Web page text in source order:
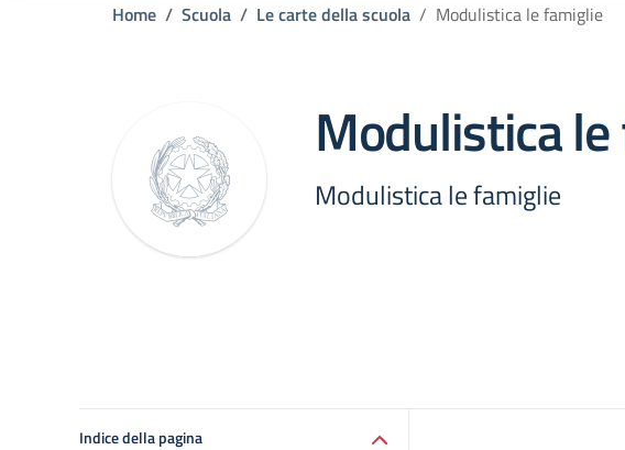
Home Scuola Le carte della scuola Modulistica le famiglie
Modulistica
Modulistica le famiglie
Indice della pagina